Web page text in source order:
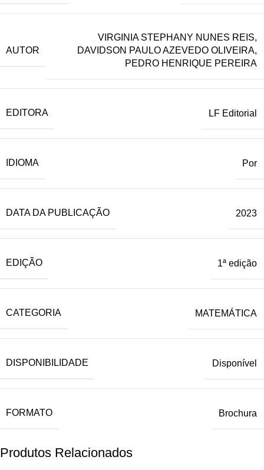
AUTOR
VIRGINIA STEPHANY NUNES REIS,
DAVIDSON PAULO AZEVEDO OLIVEIRA,
PEDRO HENRIQUE PEREIRA
EDITORA LF Editorial
IDIOMA Por
DATA DA PUBLICAÇÃO 2023
EDIÇÃO 1ª edição
CATEGORIA MATEMÁTICA
DISPONIBILIDADE Disponível
FORMATO Brochura
Produtos Relacionados